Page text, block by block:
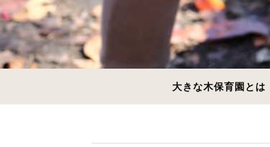
大きな木保育園とは